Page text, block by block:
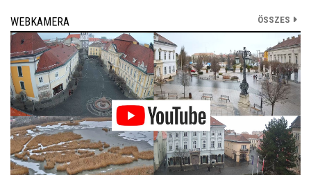
WEBKAMERA ÖSSZES